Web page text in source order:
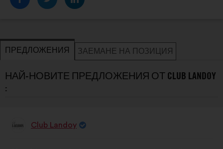
ПРЕДЛОЖЕНИЯ ЗАЕМАНЕ НА ПОЗИЦИЯ
НАЙ-НОВИТЕ ПРЕДЛОЖЕНИЯ ОТ CLUB LANDOY
:
ПредложениеClub Landoy